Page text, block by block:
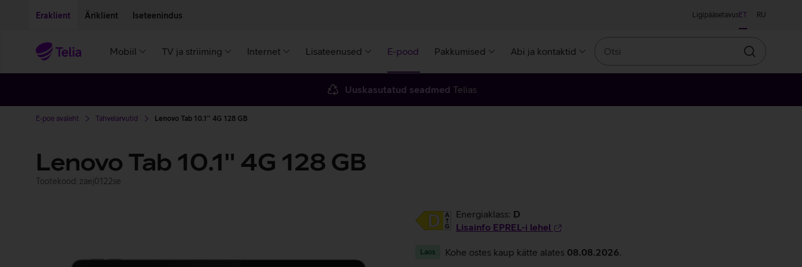
Eraklient Äriklient Iseteenindus LigipääsetavusET RU
Mobiil TV ja striiming Internet Lisateenused E-pood Pakkumised Abi ja kontaktid
Otsin
Uuskasutatud seadmed Telias
E-poe avaleht Tahvelarvutid Lenovo Tab 10.1'' 4G 128 GB
Lenovo Tab 10.1'' 4G 128 GB
Tootekood: zaej0122se
Energiaklass: D
Lisainfo EPREL-i lehel
Laos Kohe ostes kaup kätte alates 08.08.2026